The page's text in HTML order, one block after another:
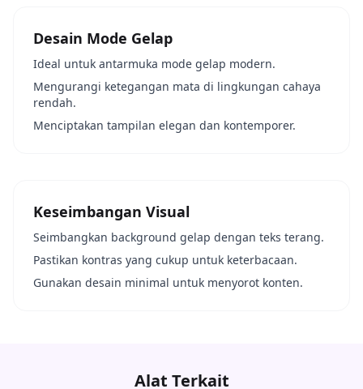
Desain Mode Gelap
Ideal untuk antarmuka mode gelap modern.
Mengurangi ketegangan mata di lingkungan cahaya
rendah.
Menciptakan tampilan elegan dan kontemporer.
Keseimbangan Visual
Seimbangkan background gelap dengan teks terang.
Pastikan kontras yang cukup untuk keterbacaan.
Gunakan desain minimal untuk menyorot konten.
Alat Terkait